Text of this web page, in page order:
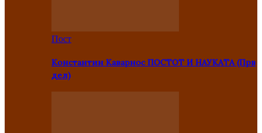
Пост
Константин Каварнос ПОСТОТ И НАУКАТА (Прв
дел)